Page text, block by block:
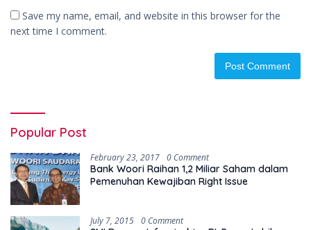
Save my name, email, and website in this browser for the
next time I comment.
Popular Post
February 23, 2017 0 Comment
Bank Woori Raihan 1,2 Miliar Saham dalam
Pemenuhan Kewajiban Right Issue
July 7, 2015 0 Comment